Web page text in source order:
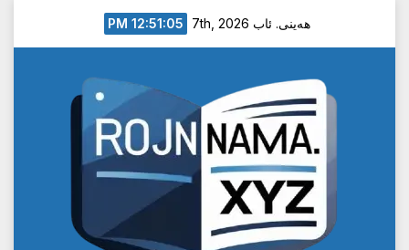
هەینی. ئاب 7th, 2026 12:51:06 PM